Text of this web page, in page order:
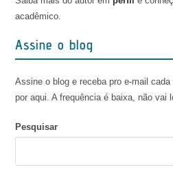
acadêmico.
Assine o blog
Assine o blog e receba pro e-mail
por aqui. A frequência é baixa, não vai
Pesquisar